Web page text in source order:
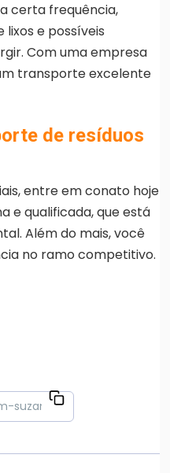
certa frequência,
lixos e possíveis
Com uma empresa
transporte excelente
de resíduos
entre em conato hoje
e qualificada, que está
Além do mais, você
no ramo competitivo.